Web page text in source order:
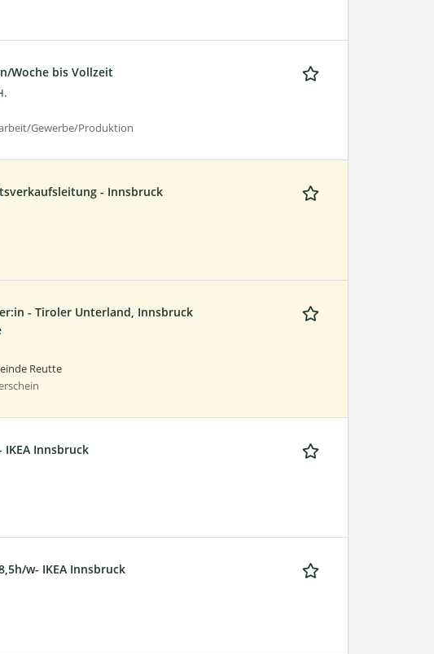
Woche bis Vollzeit
Gewerbe/Produktion
- Innsbruck
- Tiroler Unterland, Innsbruck
Reutte
Innsbruck
w- IKEA Innsbruck